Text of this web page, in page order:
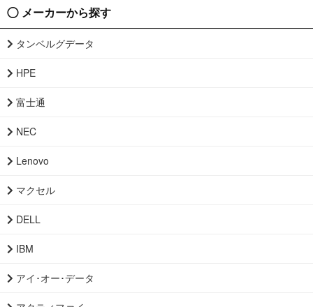
メーカーから探す
タンベルグデータ
HPE
富士通
NEC
Lenovo
マクセル
DELL
IBM
アイ･オー･データ